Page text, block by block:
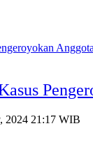
2024 21:17 WIB